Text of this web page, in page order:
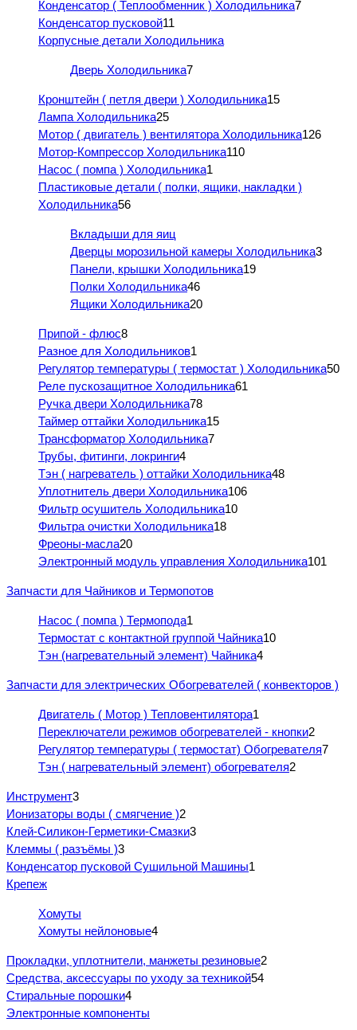
Конденсатор ( Теплообменник ) Холодильника7
Конденсатор пусковой11
Корпусные детали Холодильника
Дверь Холодильника7
Кронштейн ( петля двери ) Холодильника15
Лампа Холодильника25
Мотор ( двигатель ) вентилятора Холодильника126
Мотор-Компрессор Холодильника110
Насос ( помпа ) Холодильника1
Пластиковые детали ( полки, ящики, накладки )
Холодильника56
Вкладыши для яиц
Дверцы морозильной камеры Холодильника3
Панели, крышки Холодильника19
Полки Холодильника46
Ящики Холодильника20
Припой - флюс8
Разное для Холодильников1
Регулятор температуры ( термостат ) Холодильника50
Реле пускозащитное Холодильника61
Ручка двери Холодильника78
Таймер оттайки Холодильника15
Трансформатор Холодильника7
Трубы, фитинги, локринги4
Тэн ( нагреватель ) оттайки Холодильника48
Уплотнитель двери Холодильника106
Фильтр осушитель Холодильника10
Фильтра очистки Холодильника18
Фреоны-масла20
Электронный модуль управления Холодильника101
Запчасти для Чайников и Термопотов
Насос ( помпа ) Термопода1
Термостат с контактной группой Чайника10
Тэн (нагревательный элемент) Чайника4
Запчасти для электрических Обогревателей ( конвекторов )
Двигатель ( Мотор ) Тепловентилятора1
Переключатели режимов обогревателей - кнопки2
Регулятор температуры ( термостат) Обогревателя7
Тэн ( нагревательный элемент) обогревателя2
Инструмент3
Ионизаторы воды ( смягчение )2
Клей-Силикон-Герметики-Смазки3
Клеммы ( разъёмы )3
Конденсатор пусковой Сушильной Машины1
Крепеж
Хомуты
Хомуты нейлоновые4
Прокладки, уплотнители, манжеты резиновые2
Средства, аксессуары по уходу за техникой54
Стиральные порошки4
Электронные компоненты